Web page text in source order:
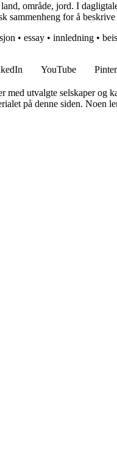
område, jord. I
sammenheng for å
• essay • innledning •
YouTube
utvalgte selskaper og
på denne siden. Noen